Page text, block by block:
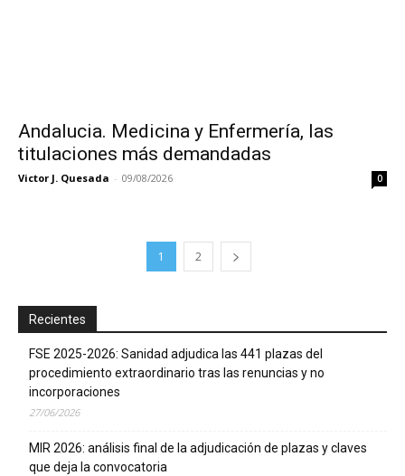
Andalucia. Medicina y Enfermería, las
titulaciones más demandadas
Victor J. Quesada - 09/08/2026 0
1 2
Recientes
FSE 2025-2026: Sanidad adjudica las 441 plazas del
procedimiento extraordinario tras las renuncias y no
incorporaciones
27/06/2026
MIR 2026: análisis final de la adjudicación de plazas y claves
que deja la convocatoria